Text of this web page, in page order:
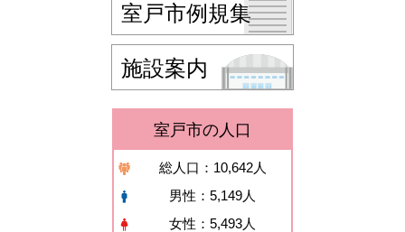
室戸市例規集
施設案内
室戸市の人口
総人口：10,642人
男性：5,149人
女性：5,493人